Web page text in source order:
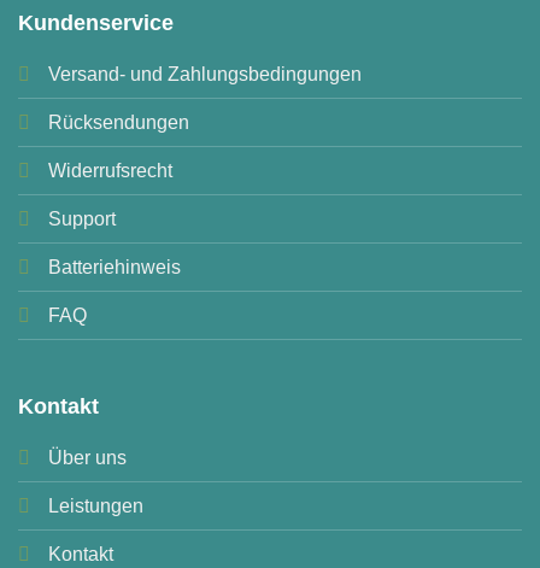
Kundenservice
Versand- und Zahlungsbedingungen
Rücksendungen
Widerrufsrecht
Support
Batteriehinweis
FAQ
Kontakt
Über uns
Leistungen
Kontakt